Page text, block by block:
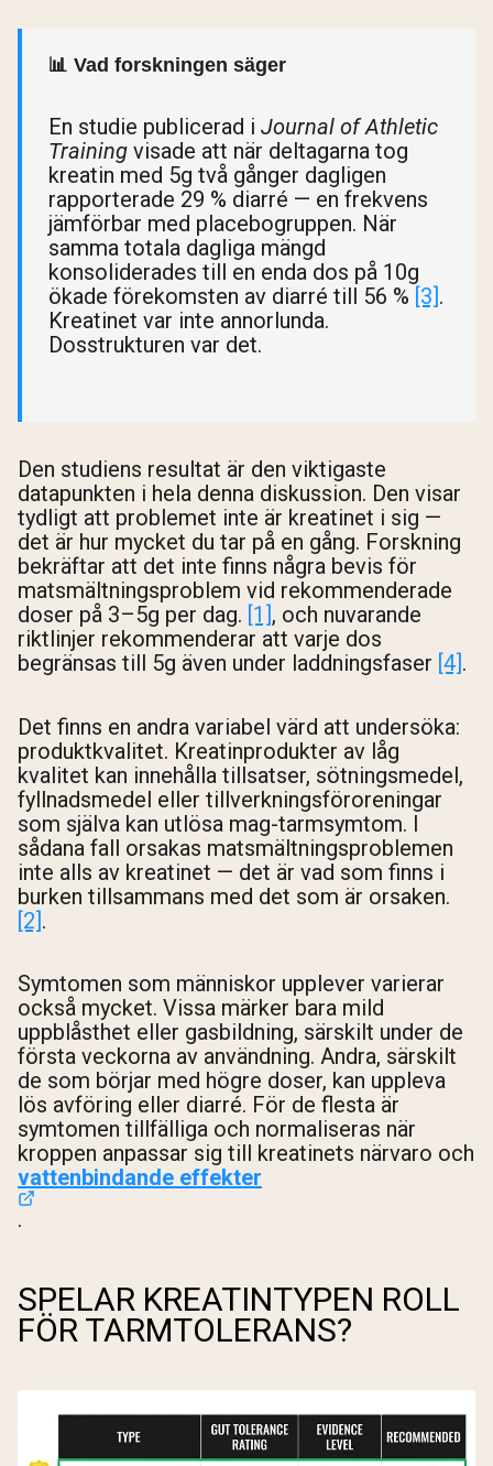
📊 Vad forskningen säger
En studie publicerad i Journal of Athletic
Training visade att när deltagarna tog
kreatin med 5g två gånger dagligen
rapporterade 29 % diarré — en frekvens
jämförbar med placebogruppen. När
samma totala dagliga mängd
konsoliderades till en enda dos på 10g
ökade förekomsten av diarré till 56 % [3].
Kreatinet var inte annorlunda.
Dosstrukturen var det.
Den studiens resultat är den viktigaste
datapunkten i hela denna diskussion. Den visar
tydligt att problemet inte är kreatinet i sig —
det är hur mycket du tar på en gång. Forskning
bekräftar att det inte finns några bevis för
matsmältningsproblem vid rekommenderade
doser på 3–5g per dag. [1], och nuvarande
riktlinjer rekommenderar att varje dos
begränsas till 5g även under laddningsfaser [4].
Det finns en andra variabel värd att undersöka:
produktkvalitet. Kreatinprodukter av låg
kvalitet kan innehålla tillsatser, sötningsmedel,
fyllnadsmedel eller tillverkningsföroreningar
som själva kan utlösa mag-tarmsymtom. I
sådana fall orsakas matsmältningsproblemen
inte alls av kreatinet — det är vad som finns i
burken tillsammans med det som är orsaken.
[2].
Symtomen som människor upplever varierar
också mycket. Vissa märker bara mild
uppblåsthet eller gasbildning, särskilt under de
första veckorna av användning. Andra, särskilt
de som börjar med högre doser, kan uppleva
lös avföring eller diarré. För de flesta är
symtomen tillfälliga och normaliseras när
kroppen anpassar sig till kreatinets närvaro och
vattenbindande effekter
.
SPELAR KREATINTYPEN ROLL
FÖR TARMTOLERANS?
Handla Nu